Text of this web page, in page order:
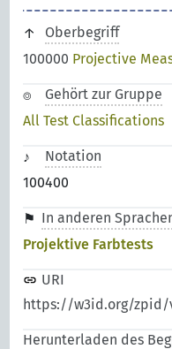
Oberbegriff
100000 Projective
Gehört zur Gruppe
All Test Classifications
Notation
100400
In anderen
Projektive Farbtests
URI
https://w3id.org/zpid/
Herunterladen des